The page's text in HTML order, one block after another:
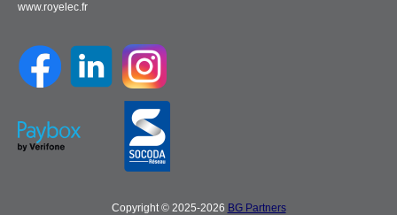
www.royelec.fr
Copyright © 2025-2026 BG Partners